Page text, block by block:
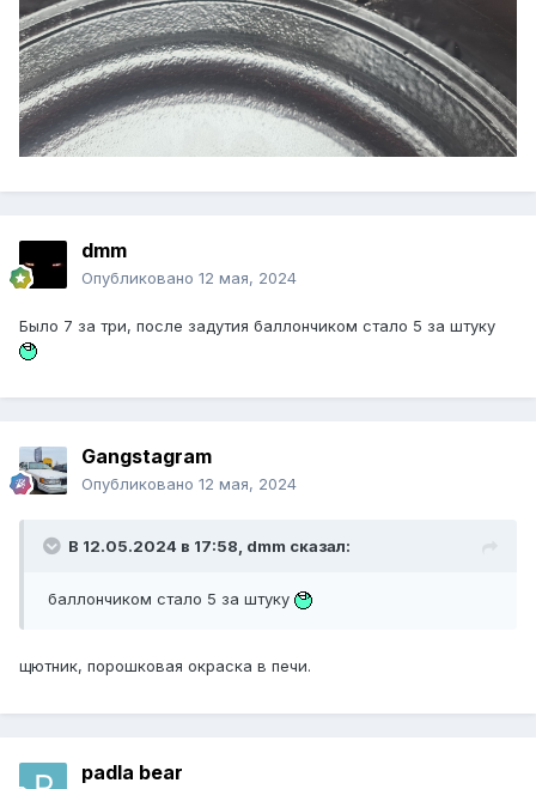
dmm
Опубликовано 12 мая, 2024
Было 7 за три, после задутия баллончиком стало 5 за штуку
Gangstagram
Опубликовано 12 мая, 2024
В 12.05.2024 в 17:58, dmm сказал:
баллончиком стало 5 за штуку
щютник, порошковая окраска в печи.
padla bear